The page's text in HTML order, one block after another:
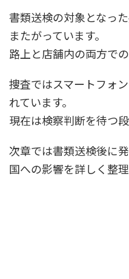
書類送検の対象となっ
またがっています。
路上と店舗内の両方で
捜査ではスマートフォ
れています。
現在は検察判断を待つ段
次章では書類送検後に
国への影響を詳しく整理